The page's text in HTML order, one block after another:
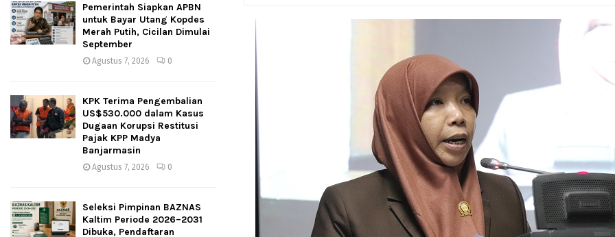
Pemerintah Siapkan APBN
untuk Bayar Utang Kopdes
Merah Putih, Cicilan Dimulai
September
Agustus 7, 2026 0
KPK Terima Pengembalian
US$530.000 dalam Kasus
Dugaan Korupsi Restitusi
Pajak KPP Madya
Banjarmasin
Agustus 7, 2026 0
Seleksi Pimpinan BAZNAS
Kaltim Periode 2026–2031
Dibuka, Pendaftaran